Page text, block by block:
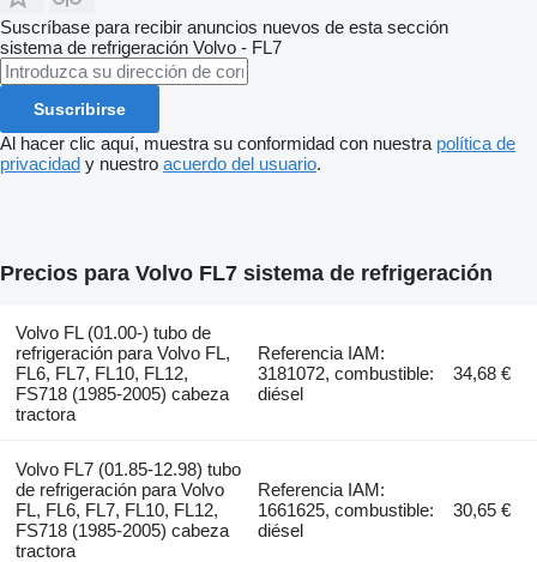
Suscríbase para recibir anuncios nuevos de esta sección
sistema de refrigeración Volvo - FL7
Suscribirse
Al hacer clic aquí, muestra su conformidad con nuestra política de
privacidad y nuestro acuerdo del usuario.
Precios para Volvo FL7 sistema de refrigeración
Volvo FL (01.00-) tubo de
refrigeración para Volvo FL,
FL6, FL7, FL10, FL12,
FS718 (1985-2005) cabeza
tractora
Referencia IAM:
3181072, combustible:
diésel
34,68 €
Volvo FL7 (01.85-12.98) tubo
de refrigeración para Volvo
FL, FL6, FL7, FL10, FL12,
FS718 (1985-2005) cabeza
tractora
Referencia IAM:
1661625, combustible:
diésel
30,65 €